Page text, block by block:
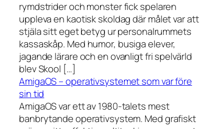
rymdstrider och monster fick spelaren
uppleva en kaotisk skoldag där målet var att
stjäla sitt eget betyg ur personalrummets
kassaskåp. Med humor, busiga elever,
jagande lärare och en ovanligt fri spelvärld
blev Skool […]
AmigaOS – operativsystemet som var före
sin tid
AmigaOS var ett av 1980-talets mest
banbrytande operativsystem. Med grafiskt